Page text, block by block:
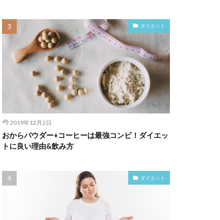
ダイエット
2019年12月2日
おからパウダー+コーヒーは最強コンビ！ダイエッ
トに良い理由&飲み方
ダイエット